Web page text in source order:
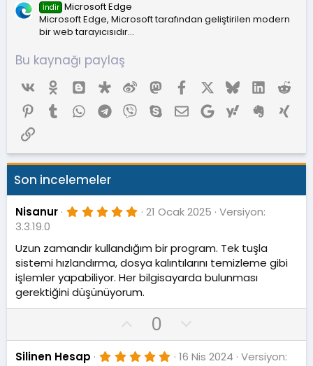
İndir Microsoft Edge
Microsoft Edge, Microsoft tarafından geliştirilen modern
bir web tarayıcısıdır...
Bu kaynağı paylaş
Vk Ok BloggerDiaspora
Weibo MastodonFacebookX (Twitter)
BlueskyLinkedIn
Pinterest
TumblrWhatsAppTelegram
Viber SkypeE-postaGoogleYahoo Evernote
Link
Son incelemeler
Nisanur 5
0
y
ı
l
d
ı
z
21 Ocak 2025 Versiyon:
3.3.19.0
Uzun zamandır kullandığım bir program. Tek tuşla
sistemi hızlandırma, dosya kalıntılarını temizleme gibi
işlemler yapabiliyor. Her bilgisayarda bulunması
gerektiğini düşünüyorum.
y
l
0
o
w
Silinen Hesap 5 16 Nis 2024 Versiyon: